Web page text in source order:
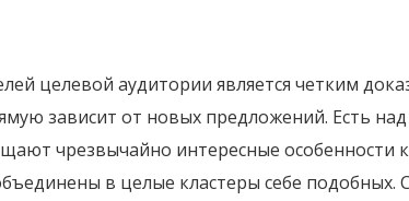
целевой аудитории является четким
зависит от новых предложений. Есть над
чрезвычайно интересные особенности
в целые кластеры себе подобных.